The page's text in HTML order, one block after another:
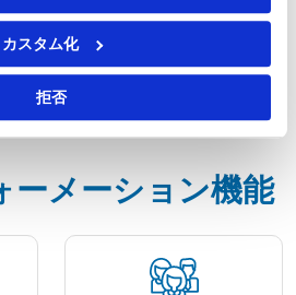
カスタム化
拒否
達プロセス管理のベストプラ
ーメーション機能